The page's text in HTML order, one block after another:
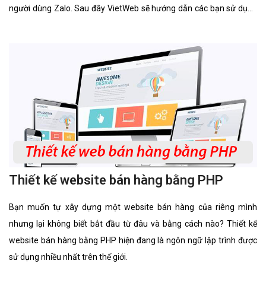
người dùng Zalo. Sau đây VietWeb sẽ hướng dẫn các bạn sử dụng
Thiết kế website bán hàng bằng PHP
Bạn muốn tự xây dựng một website bán hàng của riêng mình
nhưng lại không biết bắt đầu từ đâu và bằng cách nào? Thiết kế
website bán hàng bằng PHP hiện đang là ngôn ngữ lập trình được
sử dụng nhiều nhất trên thế giới.